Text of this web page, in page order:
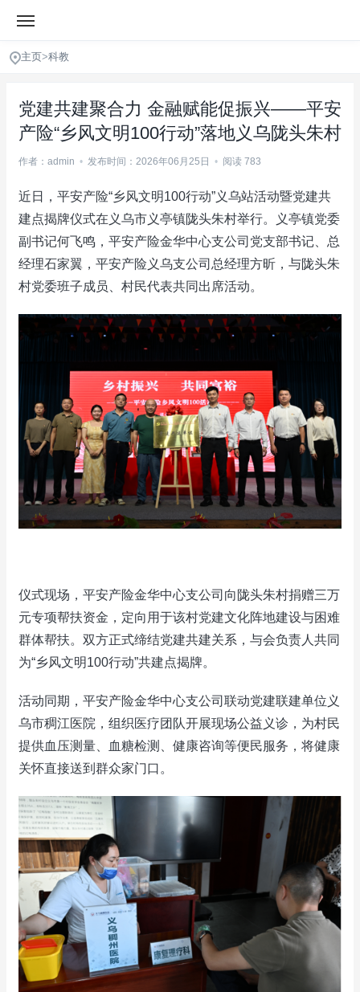
主页>科教
党建共建聚合力 金融赋能促振兴——平安
产险“乡风文明100行动”落地义乌陇头朱村
作者：admin • 发布时间：2026年06月25日 • 阅读 783
近日，平安产险“乡风文明100行动”义乌站活动暨党建共
建点揭牌仪式在义乌市义亭镇陇头朱村举行。义亭镇党委
副书记何飞鸣，平安产险金华中心支公司党支部书记、总
经理石家翼，平安产险义乌支公司总经理方昕，与陇头朱
村党委班子成员、村民代表共同出席活动。
仪式现场，平安产险金华中心支公司向陇头朱村捐赠三万
元专项帮扶资金，定向用于该村党建文化阵地建设与困难
群体帮扶。双方正式缔结党建共建关系，与会负责人共同
为“乡风文明100行动”共建点揭牌。
活动同期，平安产险金华中心支公司联动党建联建单位义
乌市稠江医院，组织医疗团队开展现场公益义诊，为村民
提供血压测量、血糖检测、健康咨询等便民服务，将健康
关怀直接送到群众家门口。